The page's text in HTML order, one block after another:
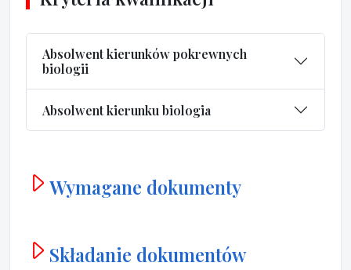
Absolwent kierunków pokrewnych
biologii
Absolwent kierunku biologia
Wymagane dokumenty
Składanie dokumentów